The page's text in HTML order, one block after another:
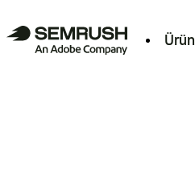
Ürün